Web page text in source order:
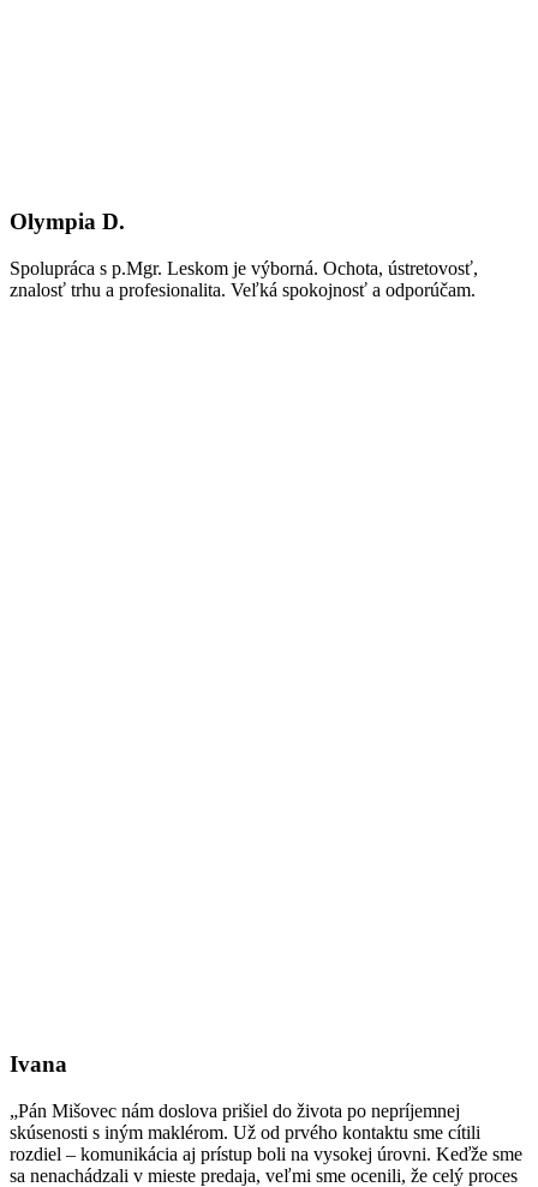
Olympia D.
Spolupráca s p.Mgr. Leskom je výborná. Ochota, ústretovosť,
znalosť trhu a profesionalita. Veľká spokojnosť a odporúčam.
Ivana
„Pán Mišovec nám doslova prišiel do života po nepríjemnej
skúsenosti s iným maklérom. Už od prvého kontaktu sme cítili
rozdiel – komunikácia aj prístup boli na vysokej úrovni. Keďže sme
sa nenachádzali v mieste predaja, veľmi sme ocenili, že celý proces